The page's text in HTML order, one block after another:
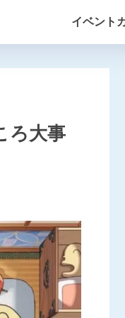
イベント
ろ大事